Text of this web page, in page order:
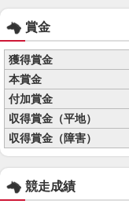
賞金
獲得賞金
本賞金
付加賞金
収得賞金（平地）
収得賞金（障害）
競走成績